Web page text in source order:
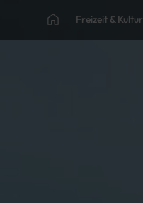
Freizeit & Kultur